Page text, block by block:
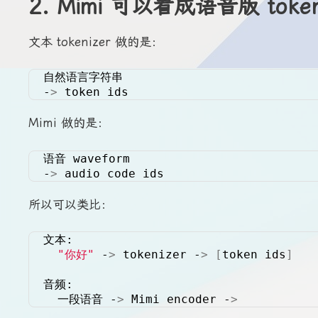
2. Mimi 可以看成语音版
文本 tokenizer 做的是：
自然语言字符串
-> token ids
Mimi 做的是：
语音 waveform
-> audio code ids
所以可以类比：
文本:
"你好"
-> tokenizer -> [ token ids ]
音频:
  一段语音 -
> Mimi encoder ->